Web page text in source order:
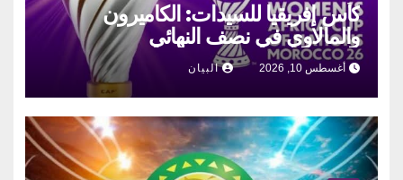
كأس إفريقيا للسيدات: الكاميرون
والمالاوي في نصف النهائي
أغسطس 10, 2026 البيان